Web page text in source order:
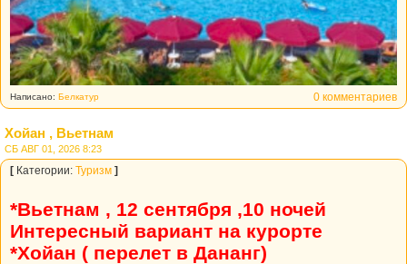
0 комментариев
Написано: Белкатур
Хойан , Вьетнам
СБ АВГ 01, 2026 8:23
[ Категории: Туризм ]
*Вьетнам , 12 сентября ,10 ночей
Интересный вариант на курорте
*Хойан ( перелет в Дананг)